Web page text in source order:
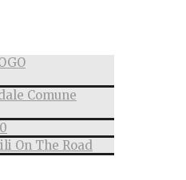
Comune
On The Road